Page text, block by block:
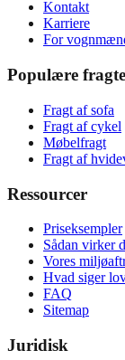
Kontakt
Karriere
For
Populære
Fragt af sofa
Fragt af cykel
Møbelfragt
Fragt af
Ressourcer
Priseksempler
Sådan virker
Vores
Hvad siger
FAQ
Sitemap
Juridisk